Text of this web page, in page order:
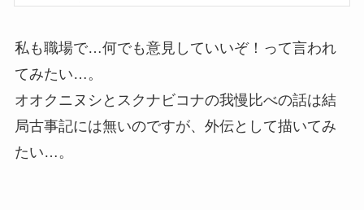
私も職場で…何でも意見していいぞ！って言われ
てみたい…。
オオクニヌシとスクナビコナの我慢比べの話は結
局古事記には無いのですが、外伝として描いてみ
たい…。